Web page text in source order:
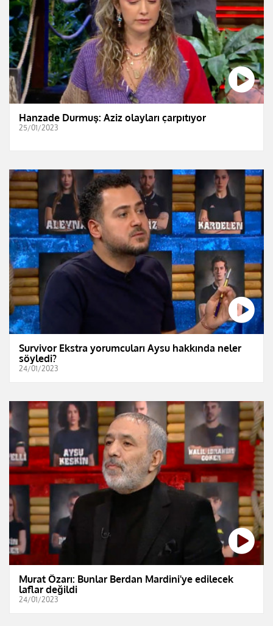
Hanzade Durmuş: Aziz olayları çarpıtıyor
25/01/2023
Survivor Ekstra yorumcuları Aysu hakkında neler
söyledi?
24/01/2023
Murat Özarı: Bunlar Berdan Mardini'ye edilecek
laflar değildi
24/01/2023